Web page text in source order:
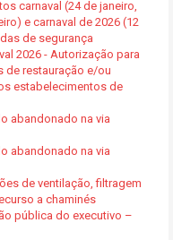
carnaval (24 de janeiro,
e carnaval de 2026 (12
de segurança
2026 - Autorização para
de restauração e/ou
estabelecimentos de
abandonado na via
abandonado na via
de ventilação, filtragem
a chaminés
pública do executivo –